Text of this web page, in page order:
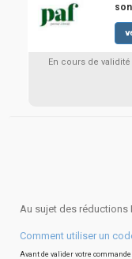
En cours de validité
Au sujet des réductions
Comment utiliser un
Avant de valider votre